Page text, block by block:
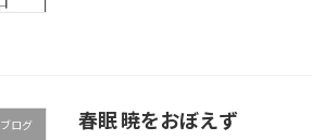
ブログ 春眠 暁をおぼえず